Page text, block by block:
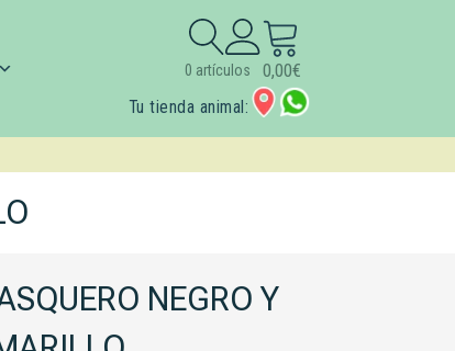
Tu tienda animal:
Buscar:
0,00€
0 artículos
NEGRO Y